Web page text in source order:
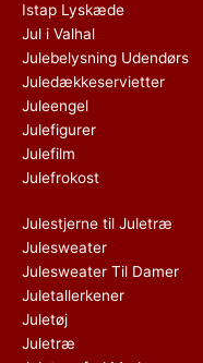
Istap Lyskæde
Jul i Valhal
Julebelysning Udendørs
Juledækkeservietter
Juleengel
Julefigurer
Julefilm
Julefrokost
Julestjerne til Juletræ
Julesweater
Julesweater Til Damer
Juletallerkener
Juletøj
Juletræ